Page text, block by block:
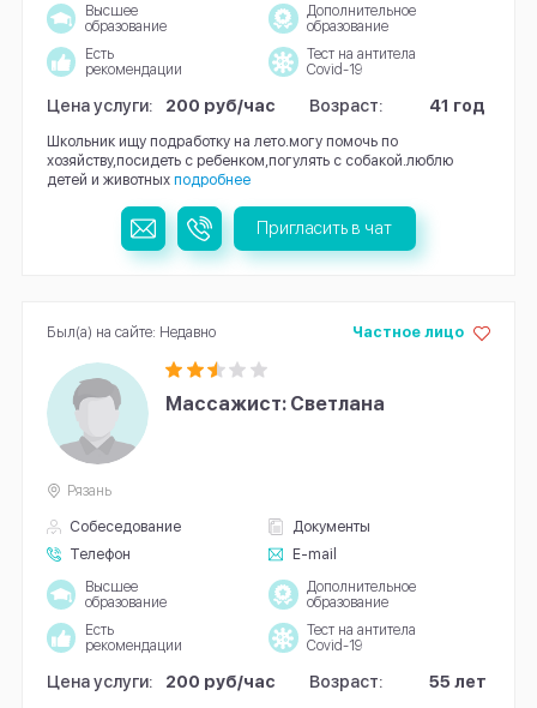
Высшее
образование
Дополнительное
образование
Есть
рекомендации
Тест на антитела
Covid-19
Цена услуги: 200 руб/час Возраст: 41 год
Школьник ищу подработку на лето.могу помочь по
хозяйству,посидеть с ребенком,погулять с собакой.люблю
детей и животных подробнее
Пригласить в чат
Массажист: Светлана
Собеседование
Документы
Телефон
E-mail
Частное лицо
Рязань
Высшее
образование
Дополнительное
образование
Есть
рекомендации
Тест на антитела
Covid-19
Цена услуги: 200 руб/час Возраст: 55 лет
Был(а) на сайте: Недавно